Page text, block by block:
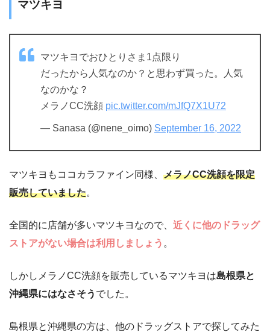
マツキヨ
マツキヨでおひとりさま1点限り
だったから人気なのか？と思わず買った。人気
なのかな？
メラノCC洗顔 pic.twitter.com/mJfQ7X1U72
— Sanasa (@nene_oimo) September 16, 2022
マツキヨもココカラファイン同様、 メラノCC洗顔を限定
販売していました。
全国的に店舗が多いマツキヨなので、 近くに他のドラッグ
ストアがない場合は利用しましょう 。
しかしメラノCC洗顔を販売しているマツキヨは島根県と
沖縄県にはなさそう でした。
島根県と沖縄県の方は、他のドラッグストアで探してみた